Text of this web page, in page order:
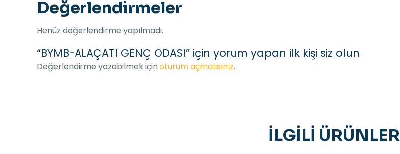
Değerlendirmeler
Henüz değerlendirme yapılmadı.
“BYMB-ALAÇATI GENÇ ODASI” için yorum yapan ilk kişi siz olun
Değerlendirme yazabilmek için oturum açmalısınız.
İLGILI ÜRÜNLER